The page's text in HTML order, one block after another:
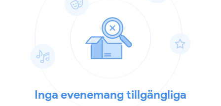
Inga evenemang tillgängliga